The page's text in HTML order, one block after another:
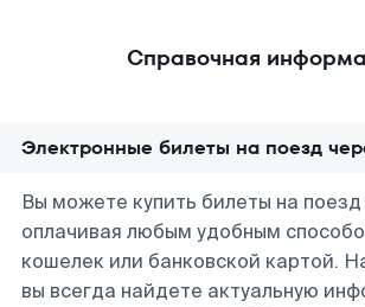
Справочная
Электронные билеты на поезд
Вы можете купить билеты на поезд
оплачивая любым удобным
кошелек или банковской картой.
вы всегда найдете актуальную